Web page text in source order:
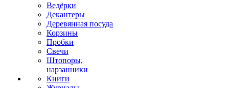
Ведёрки
Декантеры
Деревянная посуда
Корзины
Пробки
Свечи
Штопоры,
нарзанники
Книги